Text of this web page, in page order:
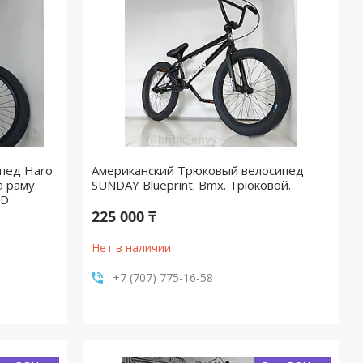
Haro
раму.
Американский Трюковый велосипед
SUNDAY Blueprint. Bmx. Трюковой.
225 000 ₸
Нет в наличии
+7 (707) 775-16-58